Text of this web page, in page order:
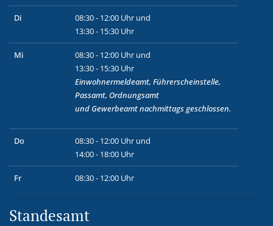
Di
08:30 - 12:00 Uhr und
13:30 - 15:30 Uhr
Mi
08:30 - 12:00 Uhr und
13:30 - 15:30 Uhr
Einwohnermeldeamt, Führerscheinstelle,
Passamt, Ordnungsamt
und Gewerbeamtnachmittags geschlossen.
Do
08:30 - 12:00 Uhr und
14:00 - 18:00 Uhr
Fr 08:30 - 12:00 Uhr
Standesamt